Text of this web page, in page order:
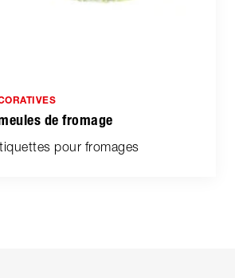
de fromage
pour fromages